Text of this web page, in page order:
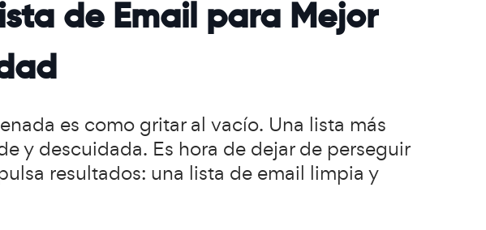
de Email para Mejor
es como gritar al vacío. Una lista más
y descuidada. Es hora de dejar de perseguir
resultados: una lista de email limpia y